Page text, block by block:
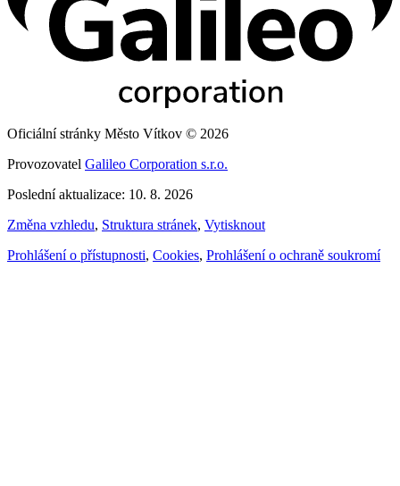
Oficiální stránky Město Vítkov © 2026
Provozovatel Galileo Corporation s.r.o.
Poslední aktualizace: 10. 8. 2026
Změna vzhledu, Struktura stránek, Vytisknout
Prohlášení o přístupnosti, Cookies, Prohlášení o ochraně soukromí